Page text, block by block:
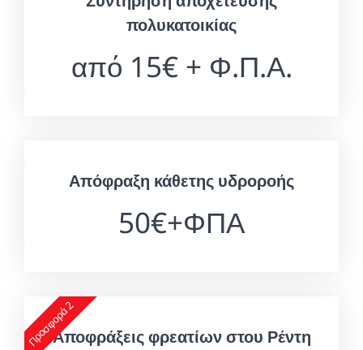
πολυκατοικίας
από 15€ + Φ.Π.Α.
Απόφραξη κάθετης υδροροής
50€+ΦΠΑ
Προσφορά 2Αποφράξεις φρεατίων στου Ρέντη